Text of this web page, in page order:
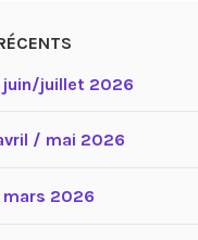
juin/juillet 2026
/ mai 2026
mars 2026